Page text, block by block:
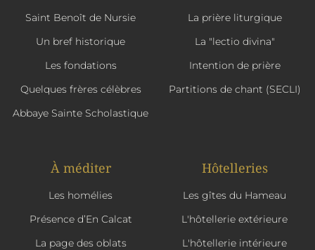
Saint Benoît de Nursie
Un bref historique
Les fondations
Quelques frères célèbres
Abbaye Sainte Scholastique
La prière liturgique
La "lectio divina"
Intention de prière
Partitions de chant (SECLI)
À méditer
Les homélies
Présence d’En Calcat
La page des oblats
Hôtelleries
Les gîtes du Hameau
L'hôtellerie extérieure
L'hôtellerie intérieure